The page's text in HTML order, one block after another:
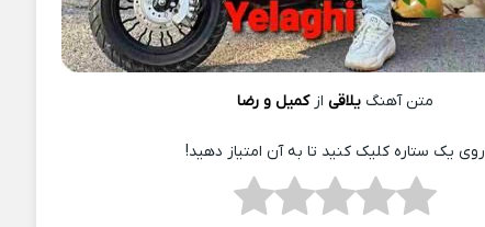
متن آهنگ یلاقیازکمیل و رضا
روی یک ستاره کلیک کنید تا به آن امتیاز دهید!